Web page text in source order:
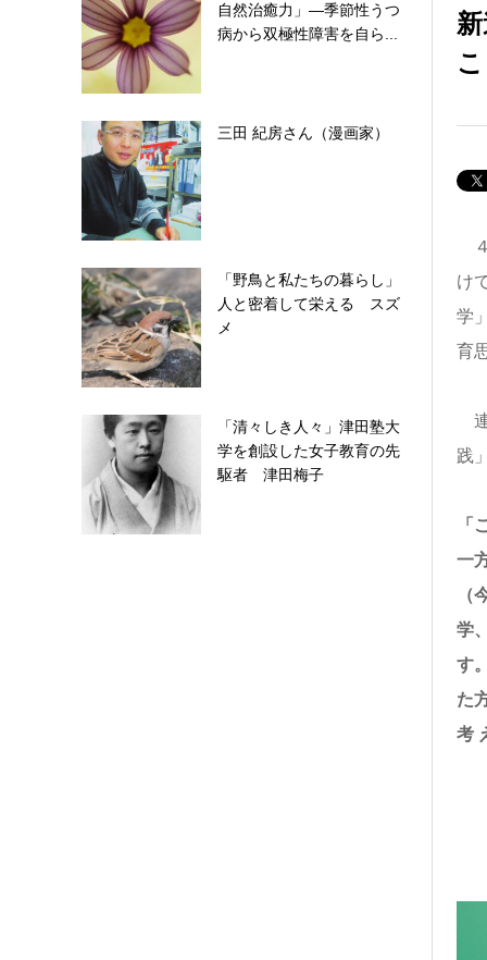
４
け
学
育
連
践
「
一
（
学
す
た
考
自然治癒力」―季節性うつ
病から双極性障害を自ら...
三田 紀房さん（漫画家）
「野鳥と私たちの暮らし」
人と密着して栄える スズ
メ
「清々しき人々」津田塾大
学を創設した女子教育の先
駆者 津田梅子